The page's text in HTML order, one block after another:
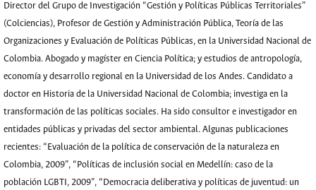
Director del Grupo de Investigación “Gestión y Políticas Públicas Territoriales”
(Colciencias), Profesor de Gestión y Administración Pública, Teoría de las
Organizaciones y Evaluación de Políticas Públicas, en la Universidad Nacional de
Colombia. Abogado y magíster en Ciencia Política; y estudios de antropología,
economía y desarrollo regional en la Universidad de los Andes. Candidato a
doctor en Historia de la Universidad Nacional de Colombia; investiga en la
transformación de las políticas sociales. Ha sido consultor e investigador en
entidades públicas y privadas del sector ambiental. Algunas publicaciones
recientes: “Evaluación de la política de conservación de la naturaleza en
Colombia, 2009”, “Políticas de inclusión social en Medellín: caso de la
población LGBTI, 2009”, “Democracia deliberativa y políticas de juventud: un